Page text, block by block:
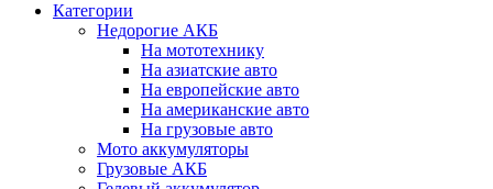
Категории
Недорогие АКБ
На мототехнику
На азиатские авто
На европейские авто
На американские авто
На грузовые авто
Мото аккумуляторы
Грузовые АКБ